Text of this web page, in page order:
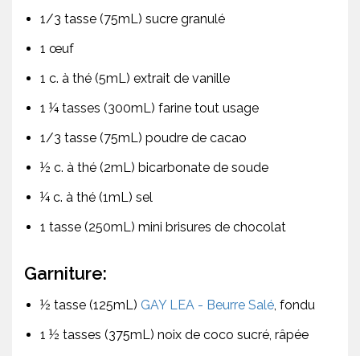
1/3 tasse (75mL) sucre granulé
1 œuf
1 c. à thé (5mL) extrait de vanille
1 ¼ tasses (300mL) farine tout usage
1/3 tasse (75mL) poudre de cacao
½ c. à thé (2mL) bicarbonate de soude
¼ c. à thé (1mL) sel
1 tasse (250mL) mini brisures de chocolat
Garniture:
½ tasse (125mL) GAY LEA - Beurre Salé, fondu
1 ½ tasses (375mL) noix de coco sucré, râpée